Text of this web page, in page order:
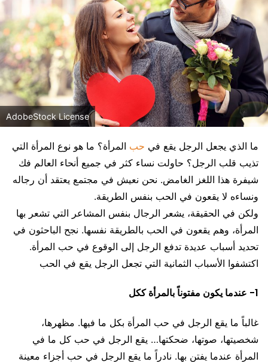
AdobeStock License
ما الذي يجعل الرجل يقع في حب المرأة؟ ما هو نوع المرأة التي
تذيب قلب الرجل؟ حاولت نساء كثر في جميع أنحاء العالم فك
شيفرة هذا اللغز الغامض. نحن نعيش في مجتمع يعتقد أن رجاله
ونساءه لا يقعون في الحب بنفس الطريقة.
ولكن في الحقيقة، يشعر الرجال بنفس المشاعر التي تشعر بها
المرأة، وهم يقعون في الحب بالطريقة نفسها. نجح الباحثون في
تحديد أسباب عديدة تدفع الرجل إلى الوقوع في حب المرأة.
اكتشفوا الأسباب الثمانية التي تجعل الرجل يقع في الحب
1- عندما يكون مفتوناً بالمرأة ككل
غالباً ما يقع الرجل في حب المرأة بكل ما فيها. مظهرها،
شخصيتها، صوتها، ضحكتها… يقع الرجل في حب كل ما في
المرأة عندما يفتن بها. نادراً ما يقع الرجل في حب أجزاء معينة